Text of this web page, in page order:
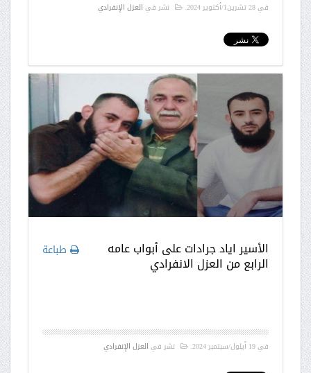
في28 تشرين1/أكتوير 2024 . نشر في العزل الإنفرادي
طباعة الأسير اياد جرادات على أبواب عامه
الرابع من العزل الانفرادي
في19 أيلول/سبتمبر 2024 . نشر في العزل الإنفرادي